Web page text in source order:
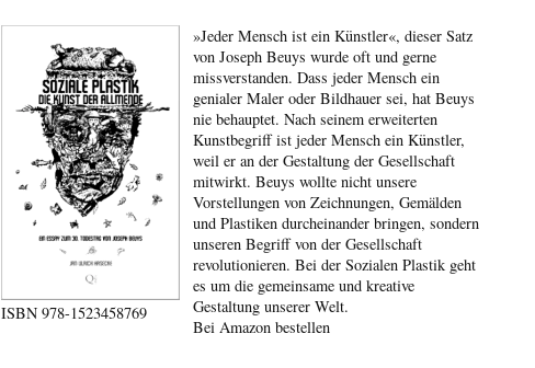
ISBN978-1523458769
»Jeder Mensch ist ein Künstler«, dieser Satz
von Joseph Beuys wurde oft und gerne
missverstanden. Dass jeder Mensch ein
genialer Maler oder Bildhauer sei, hat Beuys
nie behauptet. Nach seinem erweiterten
Kunstbegriff ist jeder Mensch ein Künstler,
weil er an der Gestaltung der Gesellschaft
mitwirkt. Beuys wollte nicht unsere
Vorstellungen von Zeichnungen, Gemälden
und Plastiken durcheinander bringen, sondern
unseren Begriff von der Gesellschaft
revolutionieren. Bei der Sozialen Plastik geht
es um die gemeinsame und kreative
Gestaltung unserer Welt.
Bei Amazon bestellen